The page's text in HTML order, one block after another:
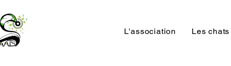
L'association Les